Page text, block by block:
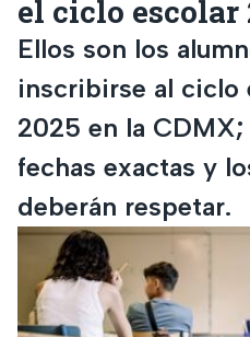
el ciclo escolar
Ellos son los
inscribirse al ciclo
2025 en la CDMX;
fechas exactas y
deberán respetar.